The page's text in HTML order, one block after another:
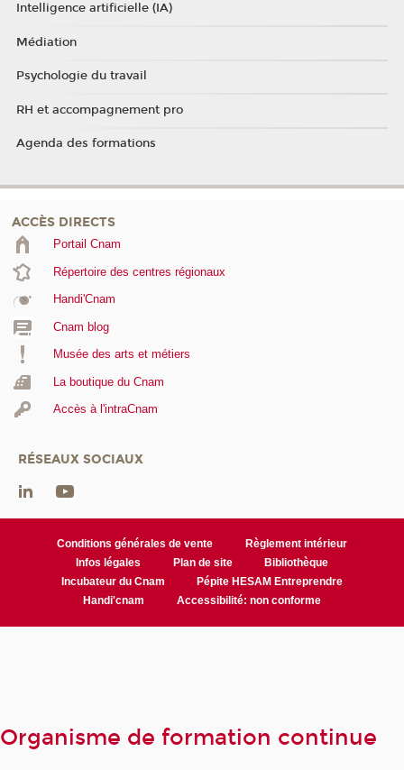
Intelligence artificielle (IA)
Médiation
Psychologie du travail
RH et accompagnement pro
Agenda des formations
ACCÈS DIRECTS
Portail Cnam
Répertoire des centres régionaux
Handi'Cnam
Cnam blog
Musée des arts et métiers
La boutique du Cnam
Accès à l'intraCnam
RÉSEAUX SOCIAUX
Conditions générales de vente
Règlement intérieur
Infos légales
Plan de site
Bibliothèque
Incubateur du Cnam
Pépite HESAM Entreprendre
Handi'cnam
Accessibilité: non conforme
Organisme de formation continue